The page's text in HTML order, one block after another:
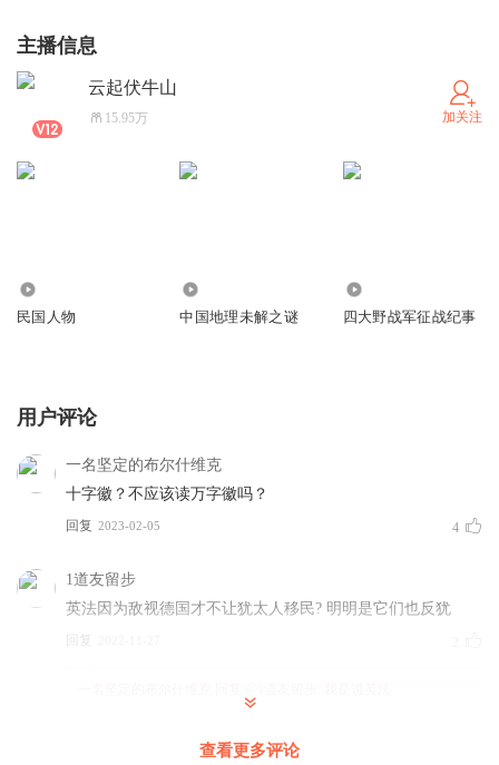
主播信息
云起伏牛山
15.95万 加关注
民国人物 中国地理未解之谜 四大野战军征战纪事
用户评论
一名坚定的布尔什维克
十字徽？不应该读万字徽吗？
回复 2023-02-05 4
1道友留步
英法因为敌视德国才不让犹太人移民? 明明是它们也反犹
回复
查看更多评论